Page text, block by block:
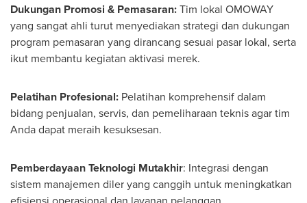
Dukungan Promosi & Pemasaran:Tim lokal OMOWAY
yang sangat ahli turut menyediakan strategi dan dukungan
program pemasaran yang dirancang sesuai pasar lokal, serta
ikut membantu kegiatan aktivasi merek.
Pelatihan Profesional: Pelatihan komprehensif dalam
bidang penjualan, servis, dan pemeliharaan teknis agar tim
Anda dapat meraih kesuksesan.
Pemberdayaan Teknologi Mutakhir: Integrasi dengan
sistem manajemen diler yang canggih untuk meningkatkan